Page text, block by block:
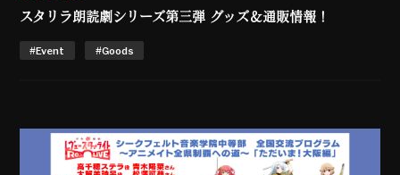
スタリラ朗読劇シリーズ第三弾 グッズ＆通販情報！
#Event #Goods